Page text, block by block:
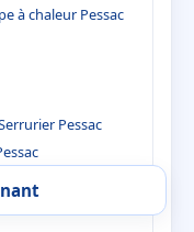
à chaleur Pessac
Pessac